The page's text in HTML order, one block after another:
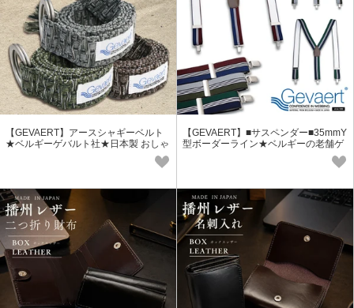
【GEVAERT】アースシャギーベルト
★ベルギーゲバルト社★日本製 おしゃ
【GEVAERT】■サスペンダー■35mmY
型ボーダーライン★ベルギーの老舗ゲ
バルト社★日本製 おしゃれ ゴム生地